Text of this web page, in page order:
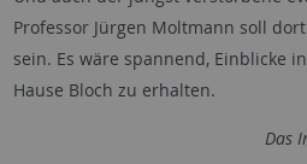
Professor Jürgen Moltmann soll
sein. Es wäre spannend, Einblicke
Hause Bloch zu erhalten.
Das